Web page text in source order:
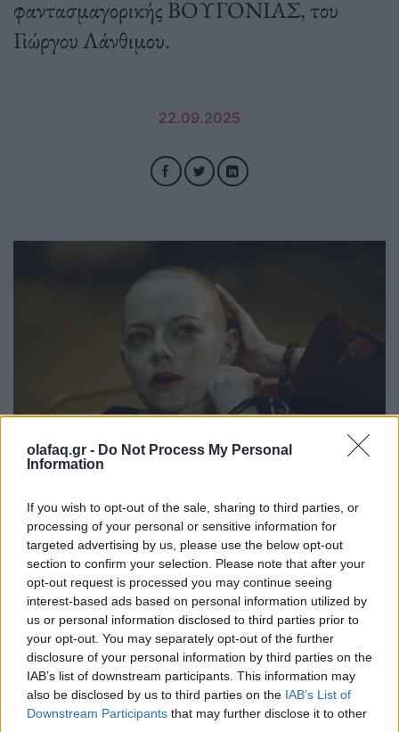
olafaq.gr - Do Not Process My Personal
Information
If you wish to opt-out of the sale, sharing to third parties, or
processing of your personal or sensitive information for
targeted advertising by us, please use the below opt-out
section to confirm your selection. Please note that after your
opt-out request is processed you may continue seeing
interest-based ads based on personal information utilized by
us or personal information disclosed to third parties prior to
your opt-out. You may separately opt-out of the further
disclosure of your personal information by third parties on the
IAB’s list of downstream participants. This information may
also be disclosed by us to third parties on the IAB’s List of
Downstream Participants that may further disclose it to other
φαντασμαγορικής ΒΟΥΓΟΝΙΑΣ, του
Γιώργου Λάνθιμου.
22.09.2025
Bugonia (2025)
Το 31ο Διεθνές Φεστιβάλ Κινηματογράφου της
Αθήνας Νύχτες Πρεμιέρας θα πραγματοποιήσει
την επίσημη έναρξή του την Τετάρτη 1η Οκτωβρίου
2025, στο ΜΕΓΑΡΟ ΜΟΥΣΙΚΗΣ ΑΘΗΝΩΝ,
με την πανελλήνια πρώτη προβολή της
φαντασμαγορικής ΒΟΥΓΟΝΙΑΣ, του